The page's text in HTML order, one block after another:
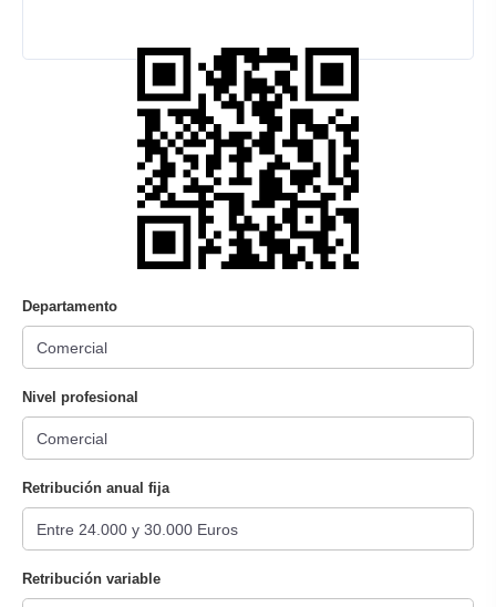
Departamento
Nivel profesional
Retribución anual fija
Retribución variable